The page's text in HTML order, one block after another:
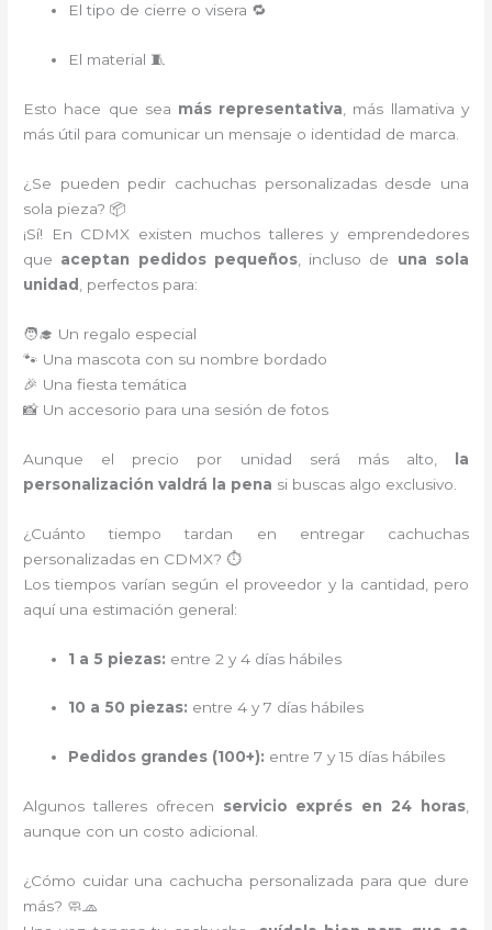
El tipo de cierre o visera 🔁
El material 🧵
Esto hace que sea más representativa , más llamativa y
más útil para comunicar un mensaje o identidad de marca.
¿Se pueden pedir cachuchas personalizadas desde una
sola pieza? 📦
¡Sí! En CDMX existen muchos talleres y emprendedores
que aceptan pedidos pequeños, incluso de una sola
unidad
, perfectos para:
🧑‍🎓 Un regalo especial
🐾 Una mascota con su nombre bordado
🎉 Una fiesta temática
📸 Un accesorio para una sesión de fotos
Aunque el precio por unidad será más alto,
la
personalización valdrá la pena si buscas algo exclusivo.
¿Cuánto tiempo tardan en entregar cachuchas
personalizadas en CDMX? ⏱️
Los tiempos varían según el proveedor y la cantidad, pero
aquí una estimación general:
1 a 5 piezas: entre 2 y 4 días hábiles
10 a 50 piezas: entre 4 y 7 días hábiles
Pedidos grandes (100+): entre 7 y 15 días hábiles
Algunos talleres ofrecen servicio exprés en 24 horas,
aunque con un costo adicional.
¿Cómo cuidar una cachucha personalizada para que dure
más? 🧼🧢